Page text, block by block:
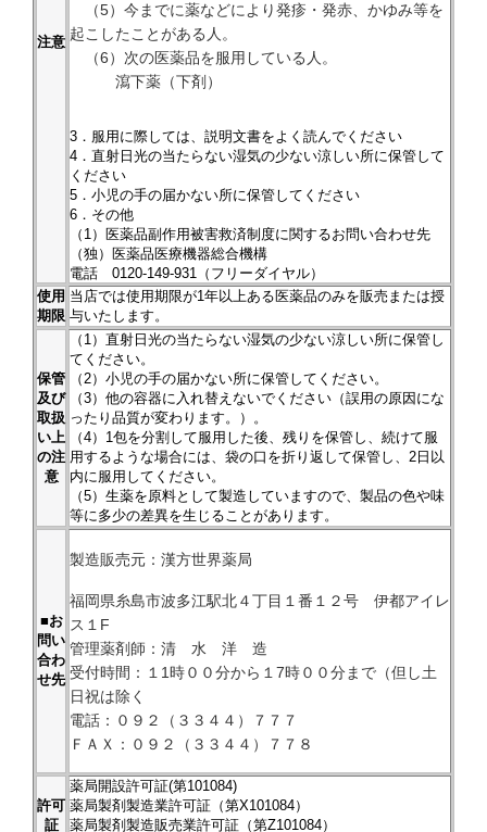
注意
（5）今までに薬などにより発疹・発赤、かゆみ等を
起こしたことがある人。
（6）次の医薬品を服用している人。
瀉下薬（下剤）
3．服用に際しては、説明文書をよく読んでください
4．直射日光の当たらない湿気の少ない涼しい所に保管して
ください
5．小児の手の届かない所に保管してください
6．その他
（1）医薬品副作用被害救済制度に関するお問い合わせ先
（独）医薬品医療機器総合機構
電話 0120-149-931（フリーダイヤル）
使用
期限
当店では使用期限が1年以上ある医薬品のみを販売または授
与いたします。
保管
及び
取扱
い上
の注
意
（1）直射日光の当たらない湿気の少ない涼しい所に保管し
てください。
（2）小児の手の届かない所に保管してください。
（3）他の容器に入れ替えないでください（誤用の原因にな
ったり品質が変わります。）。
（4）1包を分割して服用した後、残りを保管し、続けて服
用するような場合には、袋の口を折り返して保管し、2日以
内に服用してください。
（5）生薬を原料として製造していますので、製品の色や味
等に多少の差異を生じることがあります。
■お
問い
合わ
せ先
製造販売元：漢方世界薬局
福岡県糸島市波多江駅北４丁目１番１２号 伊都アイレ
ス１F
管理薬剤師：清 水 洋 造
受付時間：１1時００分から１7時００分まで（但し土
日祝は除く
電話：０９２（３３４４）７７７
ＦＡＸ：０９２（３３４４）７７８
許可
証
薬局開設許可証(第101084)
薬局製剤製造業許可証（第X101084）
薬局製剤製造販売業許可証（第Z101084）